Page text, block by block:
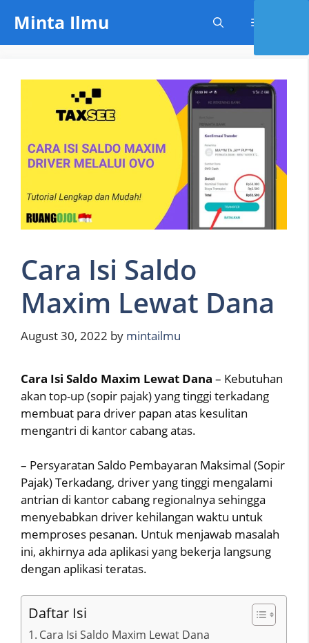
content
Minta Ilmu
Cara Isi Saldo
Maxim Lewat Dana
August 30, 2022 by mintailmu
Cara Isi Saldo Maxim Lewat Dana – Kebutuhan
akan top-up (sopir pajak) yang tinggi terkadang
membuat para driver papan atas kesulitan
mengantri di kantor cabang atas.
– Persyaratan Saldo Pembayaran Maksimal (Sopir
Pajak) Terkadang, driver yang tinggi mengalami
antrian di kantor cabang regionalnya sehingga
menyebabkan driver kehilangan waktu untuk
memproses pesanan. Untuk menjawab masalah
ini, akhirnya ada aplikasi yang bekerja langsung
dengan aplikasi teratas.
Daftar Isi
Cara Isi Saldo Maxim Lewat Dana